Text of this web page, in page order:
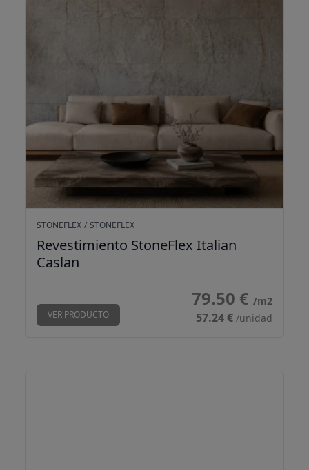
STONEFLEX / STONEFLEX
Revestimiento StoneFlex Italian
Caslan
VER PRODUCTO
79.50 € /m2
57.24 € /unidad